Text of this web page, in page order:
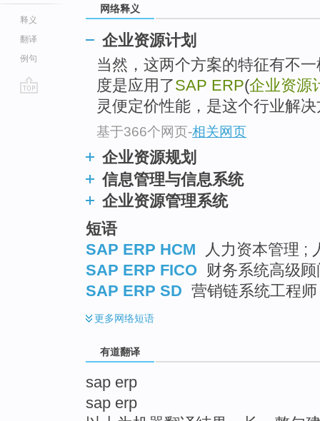
释义
翻译
例句
网络释义
企业资源计划
当然，这两个方案的特征有不
度是应用了SAP ERP(企业资源
灵便定价性能，是这个行业解
基于366个网页-相关网页
企业资源规划
信息管理与信息系统
企业资源管理系统
短语
SAP ERP HCM
人力资本管理 ;
SAP ERP FICO 财务系统高级
SAP ERP SD 营销链系统工程
更多网络短语
有道翻译
sap erp
sap erp